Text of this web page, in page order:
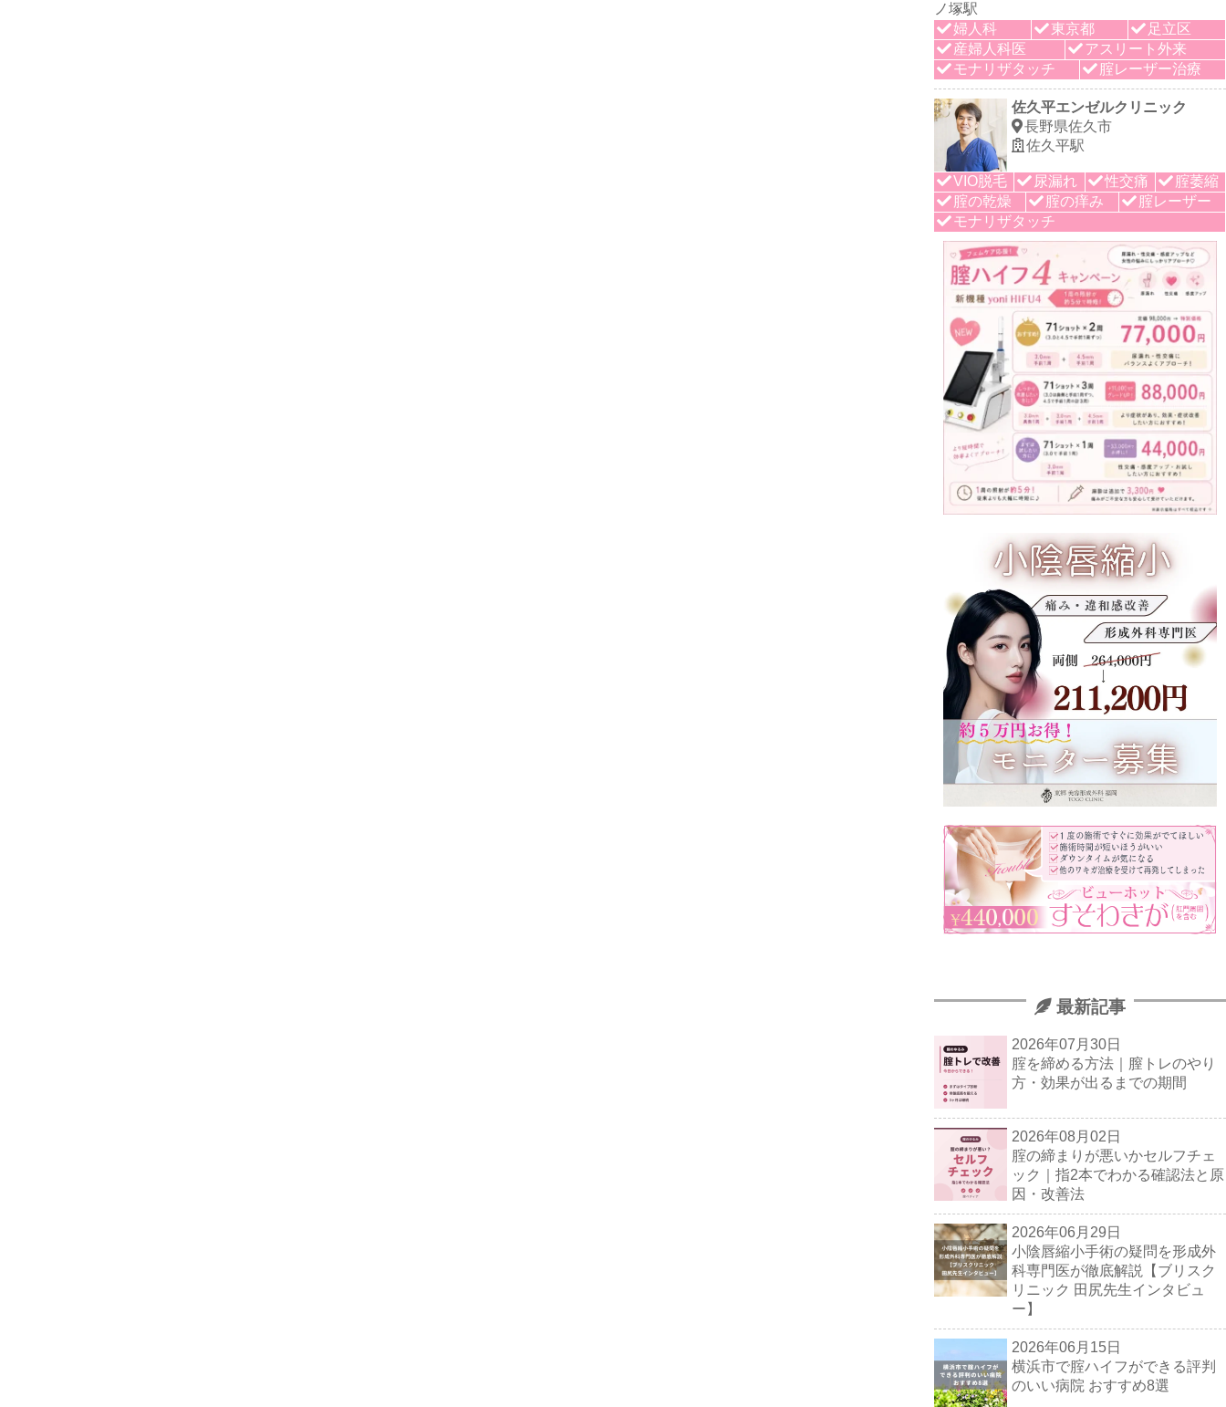
ノ塚駅
婦人科
東京都
足立区
産婦人科医
アスリート外来
モナリザタッチ
腟レーザー治療
佐久平エンゼルクリニック
長野県佐久市
佐久平駅
VIO脱毛 尿漏れ 性交痛
腟萎縮
腟の乾燥
腟の痒み
腟レーザー
モナリザタッチ
最新記事
2026年07月30日
腟を締める方法｜膣トレのやり
方・効果が出るまでの期間
2026年08月02日
腟の締まりが悪いかセルフチェ
ック｜指2本でわかる確認法と原
因・改善法
2026年06月29日
小陰唇縮小手術の疑問を形成外
科専門医が徹底解説【ブリスク
リニック 田尻先生インタビュ
ー】
2026年06月15日
横浜市で腟ハイフができる評判
のいい病院 おすすめ8選